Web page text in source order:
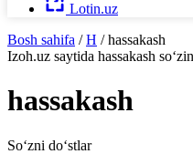
Lotin.uz
Bosh sahifa / H / hassakash
Izoh.uz saytida hassakash
hassakash
So‘zni do‘stlar